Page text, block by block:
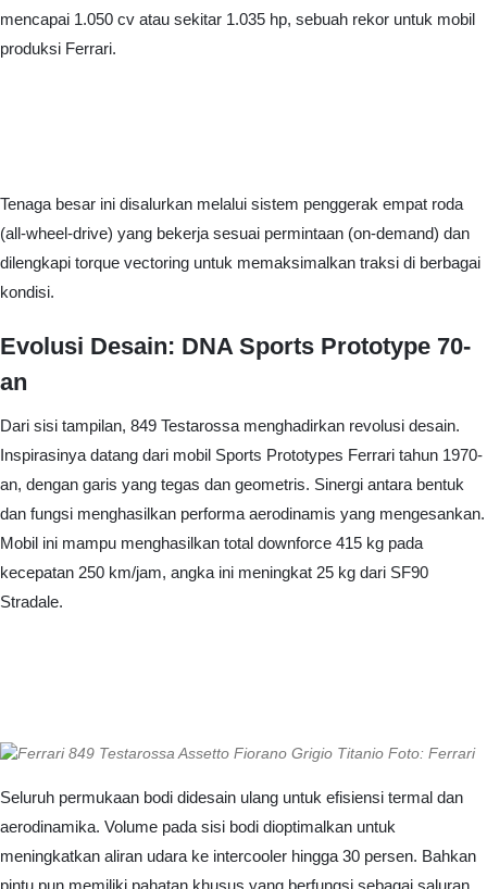
mencapai 1.050 cv atau sekitar 1.035 hp, sebuah rekor untuk mobil
produksi Ferrari.
Tenaga besar ini disalurkan melalui sistem penggerak empat roda
(all-wheel-drive) yang bekerja sesuai permintaan (on-demand) dan
dilengkapi torque vectoring untuk memaksimalkan traksi di berbagai
kondisi.
Evolusi Desain: DNA Sports Prototype 70-
an
Dari sisi tampilan, 849 Testarossa menghadirkan revolusi desain.
Inspirasinya datang dari mobil Sports Prototypes Ferrari tahun 1970-
an, dengan garis yang tegas dan geometris. Sinergi antara bentuk
dan fungsi menghasilkan performa aerodinamis yang mengesankan.
Mobil ini mampu menghasilkan total downforce 415 kg pada
kecepatan 250 km/jam, angka ini meningkat 25 kg dari SF90
Stradale.
Foto: Ferrari
Seluruh permukaan bodi didesain ulang untuk efisiensi termal dan
aerodinamika. Volume pada sisi bodi dioptimalkan untuk
meningkatkan aliran udara ke intercooler hingga 30 persen. Bahkan
pintu pun memiliki pahatan khusus yang berfungsi sebagai saluran